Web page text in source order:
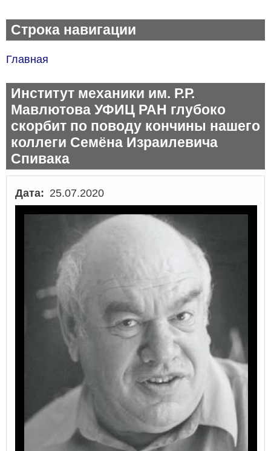
Строка навигации
Главная
Институт механики им. Р.Р.
Мавлютова УФИЦ РАН глубоко
скорбит по поводу кончины нашего
коллеги Семёна Израилевича
Спивака
Дата 25.07.2020